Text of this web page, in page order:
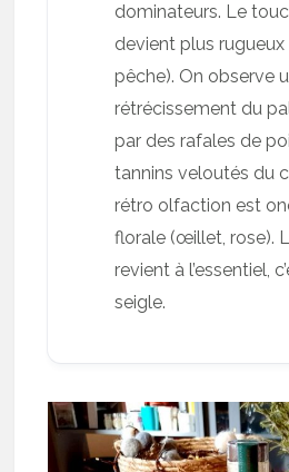
dominateurs. Le
devient plus rugueux
pêche). On observe
rétrécissement du
par des rafales de
tannins veloutés du
rétro olfaction est
florale (œillet, rose).
revient à l’essentiel,
seigle.